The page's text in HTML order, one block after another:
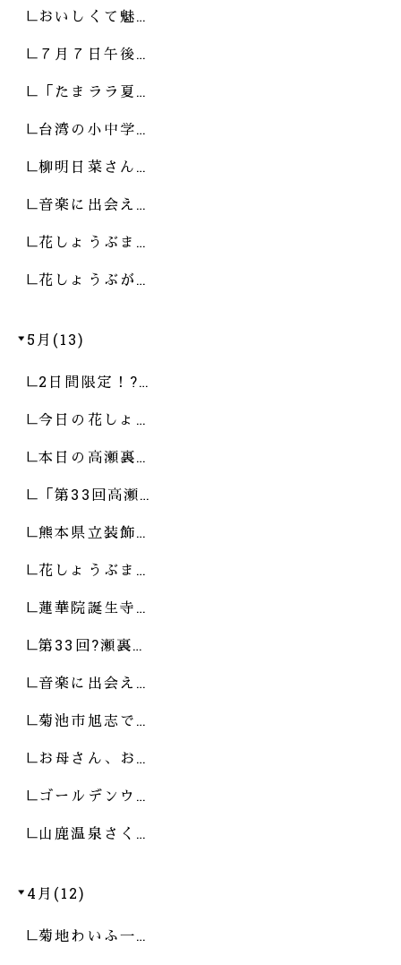
おいしくて魅…
７月７日午後…
「たまララ夏…
台湾の小中学…
柳明日菜さん…
音楽に出会え…
花しょうぶま…
花しょうぶが…
5月(13)
2日間限定！?…
今日の花しょ…
本日の高瀬裏…
「第33回高瀬…
熊本県立装飾…
花しょうぶま…
蓮華院誕生寺…
第33回?瀬裏…
音楽に出会え…
菊池市旭志で…
お母さん、お…
ゴールデンウ…
山鹿温泉さく…
4月(12)
菊地わいふ一…